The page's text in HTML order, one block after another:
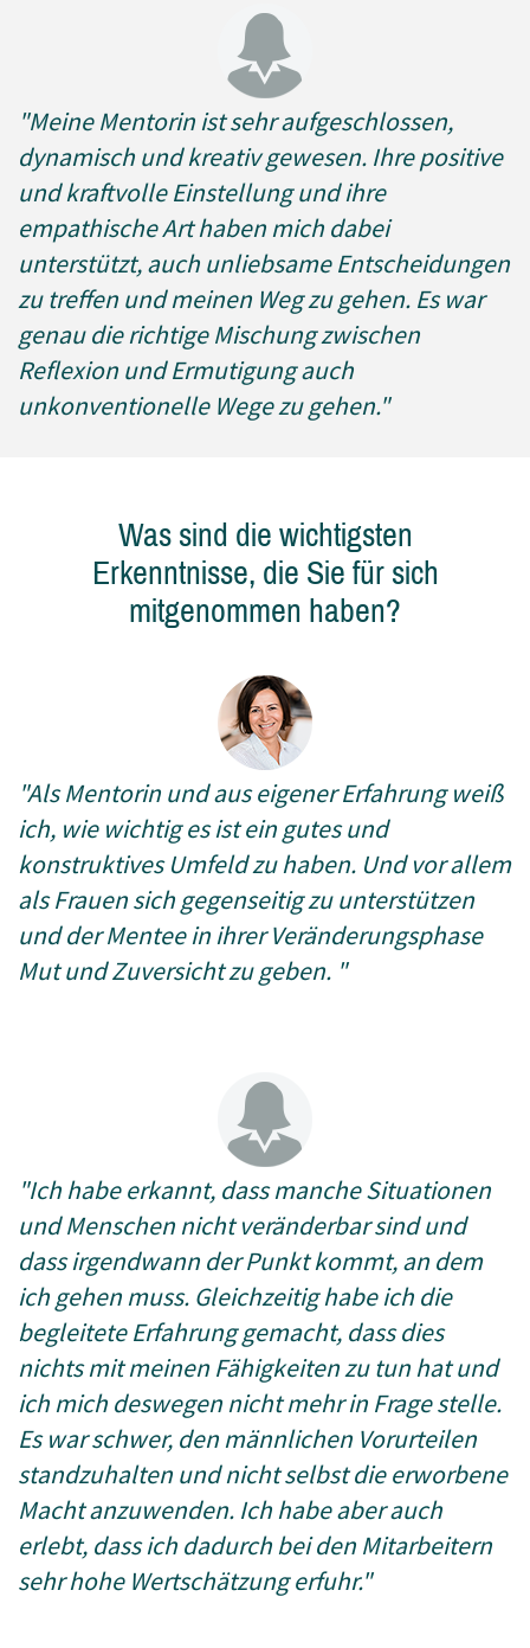
"Meine Mentorin ist sehr aufgeschlossen,
dynamisch und kreativ gewesen. Ihre positive
und kraftvolle Einstellung und ihre
empathische Art haben mich dabei
unterstützt, auch unliebsame Entscheidungen
zu treffen und meinen Weg zu gehen. Es war
genau die richtige Mischung zwischen
Reflexion und Ermutigung auch
unkonventionelle Wege zu gehen."
Was sind die wichtigsten
Erkenntnisse, die Sie für sich
mitgenommen haben?
"Als Mentorin und aus eigener Erfahrung weiß
ich, wie wichtig es ist ein gutes und
konstruktives Umfeld zu haben. Und vor allem
als Frauen sich gegenseitig zu unterstützen
und der Mentee in ihrer Veränderungsphase
Mut und Zuversicht zu geben. "
"Ich habe erkannt, dass manche Situationen
und Menschen nicht veränderbar sind und
dass irgendwann der Punkt kommt, an dem
ich gehen muss. Gleichzeitig habe ich die
begleitete Erfahrung gemacht, dass dies
nichts mit meinen Fähigkeiten zu tun hat und
ich mich deswegen nicht mehr in Frage stelle.
Es war schwer, den männlichen Vorurteilen
standzuhalten und nicht selbst die erworbene
Macht anzuwenden. Ich habe aber auch
erlebt, dass ich dadurch bei den Mitarbeitern
sehr hohe Wertschätzung erfuhr."